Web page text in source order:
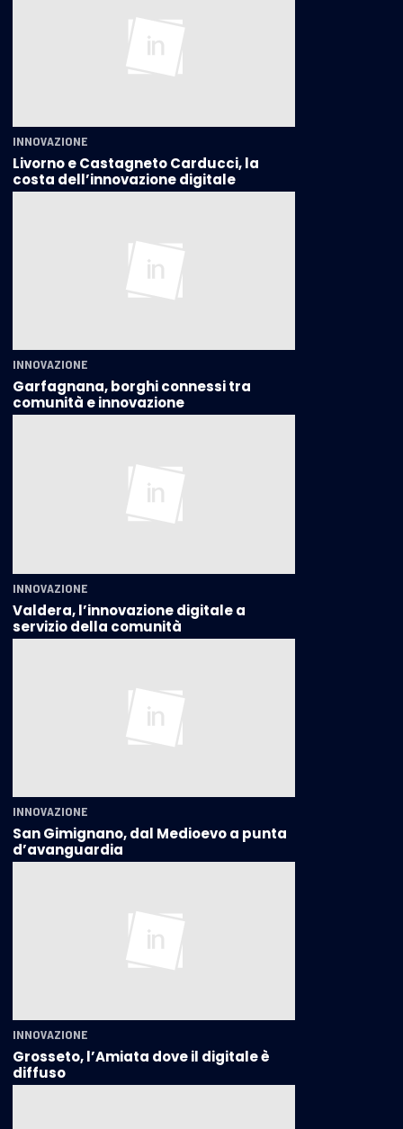
INNOVAZIONE
Livorno e Castagneto Carducci, la
costa dell’innovazione digitale
INNOVAZIONE
Garfagnana, borghi connessi tra
comunità e innovazione
INNOVAZIONE
Valdera, l’innovazione digitale a
servizio della comunità
INNOVAZIONE
San Gimignano, dal Medioevo a punta
d’avanguardia
INNOVAZIONE
Grosseto, l’Amiata dove il digitale è
diffuso